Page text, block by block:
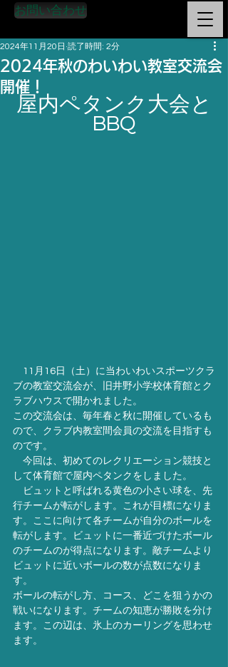
お問い合わせ
2024年秋のわいわい教室交流会
開催！
2024年11月20日 読了時間: 2分
屋内ペタンク大会と
BBQ
11月16日（土）に当わいわいスポーツクラ
ブの教室交流会が、旧井野小学校体育館とク
ラブハウスで開かれました。
この交流会は、毎年春と秋に開催しているも
ので、クラブ内教室間会員の交流を目指すも
のです。
今回は、初めてのレクリエーション競技と
して体育館で屋内ペタンクをしました。
ビュットと呼ばれる黄色の小さい球を、先
行チームが転がします。これが目標になりま
す。ここに向けて各チームが自分のボールを
転がします。ビュットに一番近づけたボール
のチームのが得点になります。敵チームより
ビュットに近いボールの数が点数になりま
す。
ボールの転がし方、コース、どこを狙うかの
戦いになります。チームの知恵が勝敗を分け
ます。この辺は、氷上のカーリングを思わせ
ます。